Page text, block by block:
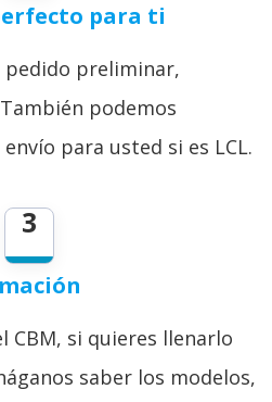
para ti
pedido preliminar,
podemos
para usted si es LCL.
3
CBM, si quieres llenarlo
saber los modelos,